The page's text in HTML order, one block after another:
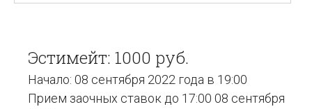
Эстимейт: 1000 руб.
Начало: 08 сентября 2022 года в 19:00
Прием заочных ставок до 17:00 08 сентября